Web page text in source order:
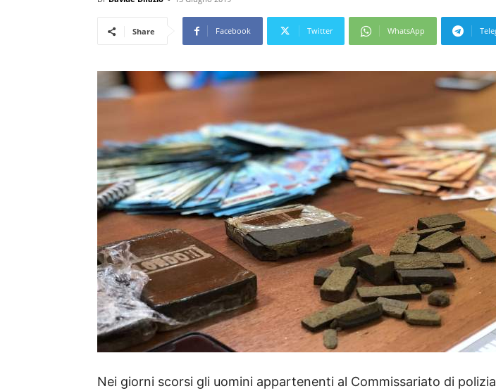
Share Facebook Twitter WhatsApp
Nei giorni scorsi gli uomini appartenenti al Commissariato di